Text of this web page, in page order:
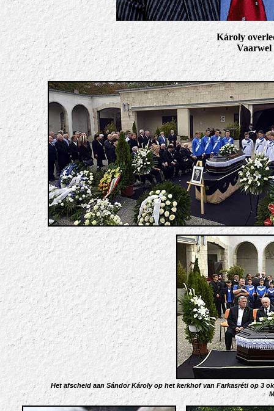
Károly
Vaarwel
Het afscheid aan Sándor Károly op het kerkhof van Farkasréti op 3